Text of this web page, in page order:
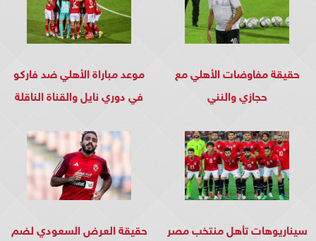
حقيقة مفاوضات الأهلي مع
حجازي والنني
موعد مباراة الأهلي ضد فاركو
في دوري نايل والقناة الناقلة
سيناريوهات تأهل منتخب مصر
حقيقة العرض السعودي لضم